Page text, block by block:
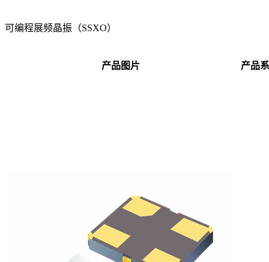
可编程展频晶振（SSXO）
产品图片 产品